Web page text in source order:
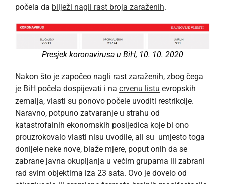
počela da bilježi nagli rast broja zaraženih.
Presjek koronavirusa u BiH, 10. 10. 2020
Nakon što je započeo nagli rast zaraženih, zbog čega
je BiH počela dospijevati i na crvenu listu evropskih
zemalja, vlasti su ponovo počele uvoditi restrikcije.
Naravno, potpuno zatvaranje u strahu od
katastrofalnih ekonomskih posljedica koje bi ono
prouzrokovalo vlasti nisu uvodile, ali su umjesto toga
donijele neke nove, blaže mjere, poput onih da se
zabrane javna okupljanja u većim grupama ili zabrani
rad svim objektima iza 23 sata. Ovo je dovelo od